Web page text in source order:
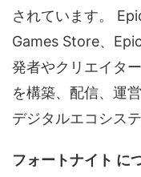
されています。
Games Store、
発者やクリエイタ
を構築、配信、運
デジタルエコシス
フォートナイト に